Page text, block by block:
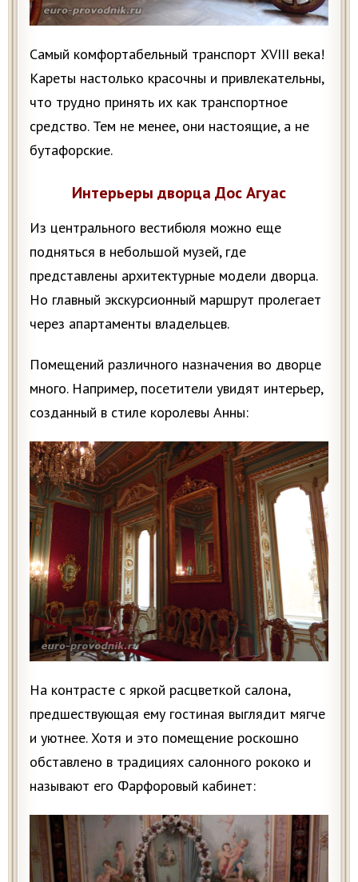
Самый комфортабельный транспорт XVIII века!
Кареты настолько красочны и привлекательны,
что трудно принять их как транспортное
средство. Тем не менее, они настоящие, а не
бутафорские.
Интерьеры дворца Дос Агуас
Из центрального вестибюля можно еще
подняться в небольшой музей, где
представлены архитектурные модели дворца.
Но главный экскурсионный маршрут пролегает
через апартаменты владельцев.
Помещений различного назначения во дворце
много. Например, посетители увидят интерьер,
созданный в стиле королевы Анны:
На контрасте с яркой расцветкой салона,
предшествующая ему гостиная выглядит мягче
и уютнее. Хотя и это помещение роскошно
обставлено в традициях салонного рококо и
называют его Фарфоровый кабинет: